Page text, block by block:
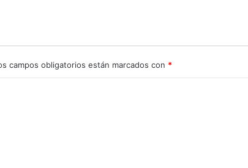
campos obligatorios están marcados con *